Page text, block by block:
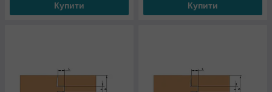
Купити Купити